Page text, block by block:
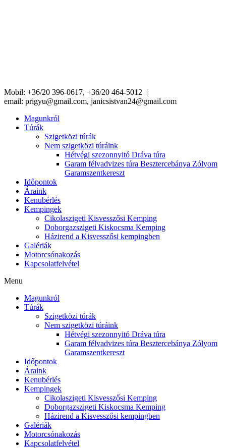
Mobil: +36/20 396-0617, +36/20 464-5012 |
email: prigyu@gmail.com, janicsistvan24@gmail.com
Magunkról
Túrák
Szigetközi túrák
Nem szigetközi túráink
Hétvégi szezonnyitó Dráva túra
Garam félvadvizes túra Besztercebánya Zólyom
Garamszentkereszt
Időpontok
Áraink
Kenubérlés
Kempingek
Cikolaszigeti Kisvesszősi Kemping
Doborgazszigeti Kiskocsma Kemping
Házirend a Kisvesszősi kempingben
Galériák
Motorcsónakozás
Kapcsolatfelvétel
Menu
Magunkról
Túrák
Szigetközi túrák
Nem szigetközi túráink
Hétvégi szezonnyitó Dráva túra
Garam félvadvizes túra Besztercebánya Zólyom
Garamszentkereszt
Időpontok
Áraink
Kenubérlés
Kempingek
Cikolaszigeti Kisvesszősi Kemping
Doborgazszigeti Kiskocsma Kemping
Házirend a Kisvesszősi kempingben
Galériák
Motorcsónakozás
Kapcsolatfelvétel